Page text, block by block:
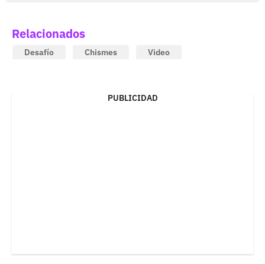
Relacionados
Desafío Chismes Video
PUBLICIDAD